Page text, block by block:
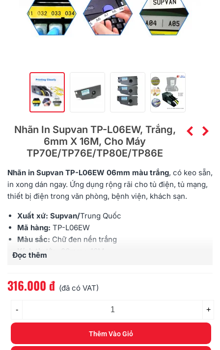
Nhãn In Supvan TP-L06EW, Trắng,
6mm X 16M, Cho Máy
TP70E/TP76E/TP80E/TP86E
Nhãn in Supvan TP-L06EW 06mm màu trắng, có keo sẵn,
in xong dán ngay. Ứng dụng rộng rãi cho tủ điện, tủ mạng,
thiết bị điện trong văn phòng, bệnh viện, khách sạn.
Xuất xứ: Supvan/Trung Quốc
Mã hàng: TP-L06EW
Màu sắc: Chữ đen nền trắng
Kích thước:
06mm x 16M
Đọc thêm
316.000 đ (đã có VAT)
- +
Thêm Vào Giỏ